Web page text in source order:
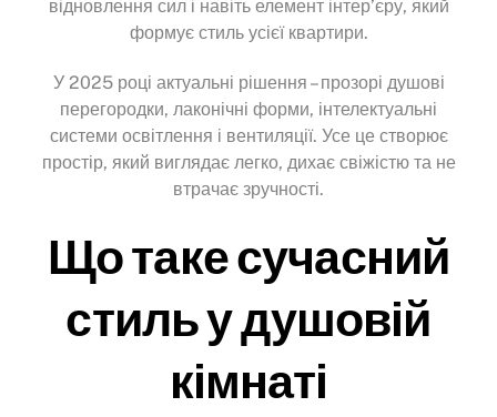
відновлення сил і навіть елемент інтер’єру, який
формує стиль усієї квартири.
У 2025 році актуальні рішення – прозорі душові
перегородки, лаконічні форми, інтелектуальні
системи освітлення і вентиляції. Усе це створює
простір, який виглядає легко, дихає свіжістю та не
втрачає зручності.
Що таке сучасний
стиль у душовій
кімнаті